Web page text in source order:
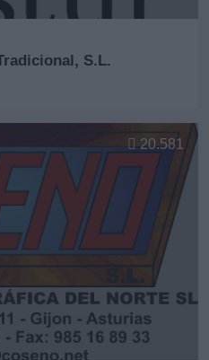
S.L.
20.581